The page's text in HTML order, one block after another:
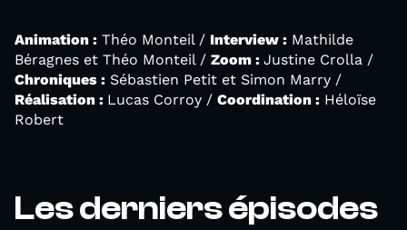
Animation : Théo Monteil / Interview : Mathilde
Béragnes et Théo Monteil / Zoom : Justine Crolla /
Chroniques : Sébastien Petit et Simon Marry /
Réalisation : Lucas Corroy / Coordination : Héloïse
Robert
Les derniers épisodes